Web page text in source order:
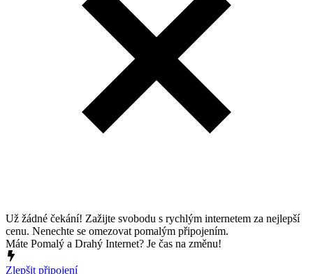
Už žádné čekání! Zažijte svobodu s rychlým internetem za nejlepší
cenu. Nenechte se omezovat pomalým připojením.
Máte Pomalý a Drahý Internet? Je čas na změnu!
Zlepšit připojení